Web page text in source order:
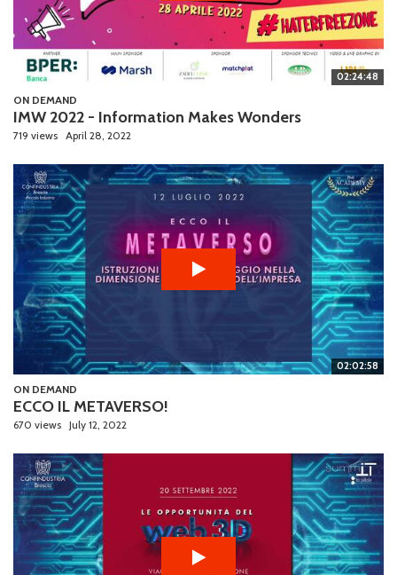
02:24:48
ON DEMAND
IMW 2022 - Information Makes Wonders
719 views April 28, 2022
02:02:58
ON DEMAND
ECCO IL METAVERSO!
670 views July 12, 2022